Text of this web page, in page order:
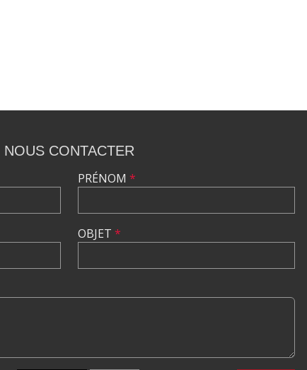
NOUS CONTACTER
PRÉNOM *
OBJET *